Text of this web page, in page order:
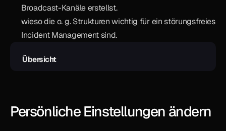
Broadcast-Kanäle erstellst.
wieso die o. g. Strukturen wichtig für ein störungsfreies
Incident Management sind.
Übersicht
Persönliche Einstellungen ändern